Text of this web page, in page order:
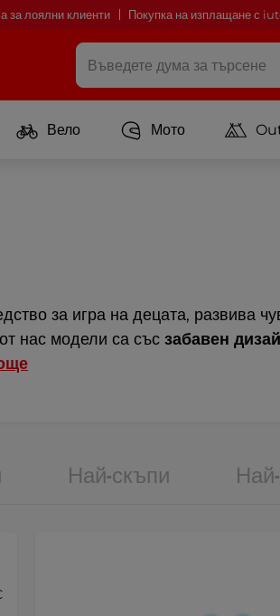
за лоялни клиенти Покупка на изплащане с
Вело Мото
за игра на децата, развива
нас модели са със забавен
Най-скъпи